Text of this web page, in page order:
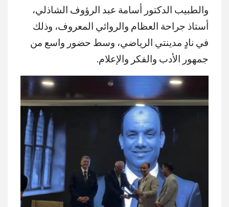
والطبيب الدكتور أسامة عبد الرؤوف الشاذلي،
أستاذ جراحة العظام والروائي المعروف، وذلك
في نادٍ مدينتي الرياضي، وسط حضور واسع من
جمهور الأدب والفكر والإعلام.